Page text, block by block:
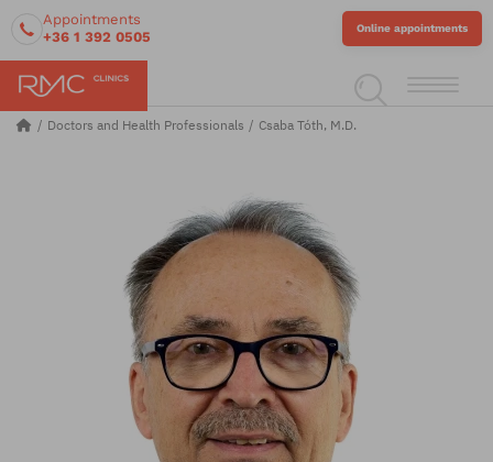
Appointments
+36 1 392 0505
Online appointments
Doctors and Health Professionals Csaba Tóth, M.D.